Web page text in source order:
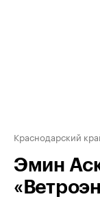
Краснодарский
Эмин